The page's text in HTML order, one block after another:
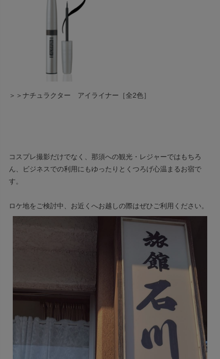
＞＞ナチュラクター アイライナー［全2色］
コスプレ撮影だけでなく、那須への観光・レジャーではもちろ
ん、ビジネスでの利用にもゆったりとくつろげ心温まるお宿で
す。
ロケ地をご検討中、お近くへお越しの際はぜひご利用ください。